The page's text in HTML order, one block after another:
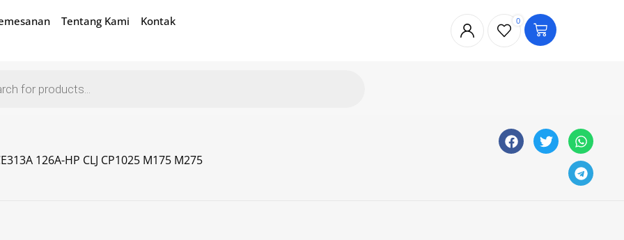
Tentang Kami Kontak 0
126A-HP CLJ CP1025 M175 M275